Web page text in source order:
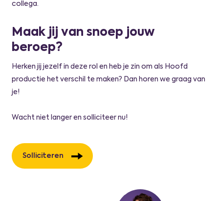
collega.
Maak jij van snoep jouw
beroep?
Herken jij jezelf in deze rol en heb je zin om als Hoofd
productie het verschil te maken? Dan horen we graag van
je!
Wacht niet langer en solliciteer nu!
Solliciteren